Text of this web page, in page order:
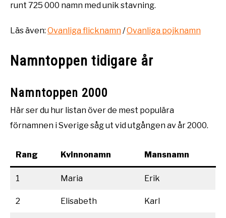
runt 725 000 namn med unik stavning.
Läs även: Ovanliga flicknamn/Ovanliga pojknamn
Namntoppen tidigare år
Namntoppen 2000
Här ser du hur listan över de mest populära
förnamnen i Sverige såg ut vid utgången av år 2000.
Rang Kvinnonamn Mansnamn
1 Maria Erik
2 Elisabeth Karl